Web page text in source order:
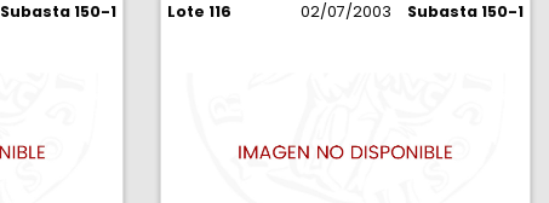
Subasta 150-1 Lote 116 02/07/2003 Subasta 150-1